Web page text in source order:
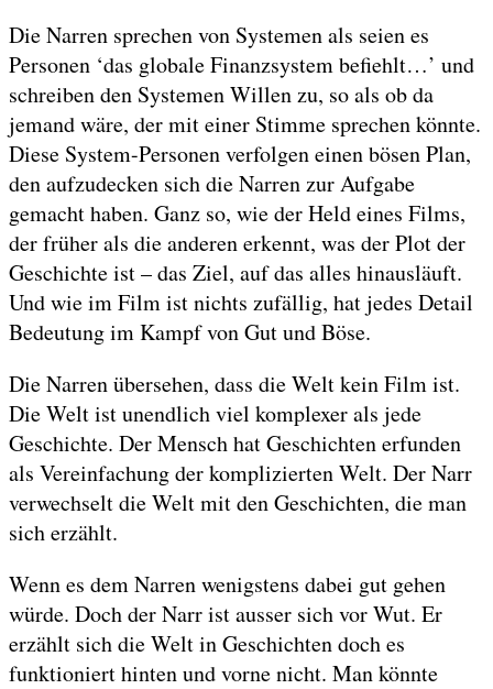
Die Narren sprechen von Systemen als seien es
Personen ‘das globale Finanzsystem befiehlt…’ und
schreiben den Systemen Willen zu, so als ob da
jemand wäre, der mit einer Stimme sprechen könnte.
Diese System-Personen verfolgen einen bösen Plan,
den aufzudecken sich die Narren zur Aufgabe
gemacht haben. Ganz so, wie der Held eines Films,
der früher als die anderen erkennt, was der Plot der
Geschichte ist – das Ziel, auf das alles hinausläuft.
Und wie im Film ist nichts zufällig, hat jedes Detail
Bedeutung im Kampf von Gut und Böse.
Die Narren übersehen, dass die Welt kein Film ist.
Die Welt ist unendlich viel komplexer als jede
Geschichte. Der Mensch hat Geschichten erfunden
als Vereinfachung der komplizierten Welt. Der Narr
verwechselt die Welt mit den Geschichten, die man
sich erzählt.
Wenn es dem Narren wenigstens dabei gut gehen
würde. Doch der Narr ist ausser sich vor Wut. Er
erzählt sich die Welt in Geschichten doch es
funktioniert hinten und vorne nicht. Man könnte